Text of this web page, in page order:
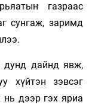
газраас
сунгаж, заримд
дунд дайнд явж,
хүйтэн зэвсэг
дээр гэх яриа